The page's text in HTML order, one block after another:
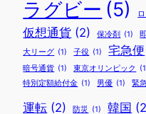
ラグビー (5)
仮想通貨 (2) 保冷剤 (1)
大リーグ (1) 子役 (1) 宅急便
暗号通貨 (1) 東京オリンピック
特別定額給付金 (1) 男優 (1) 緊
運転 (2) 防災 (1) 韓国